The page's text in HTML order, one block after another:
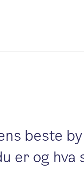
beste
er og hva